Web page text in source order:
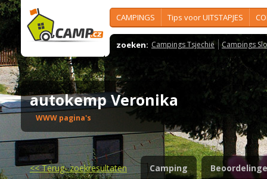
CAMPINGS Tips voor UITSTAPJES
zoeken: Campings Tsjechië Campings
autokemp Veronika
WWW pagina's
<<Terug- zoekresultaten Camping